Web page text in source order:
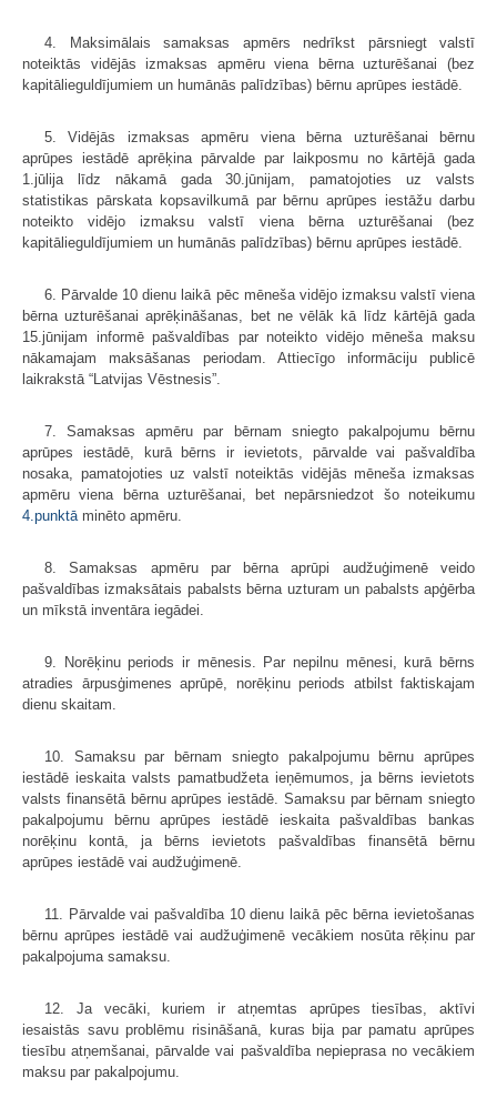
4. Maksimālais samaksas apmērs nedrīkst pārsniegt valstī
noteiktās vidējās izmaksas apmēru viena bērna uzturēšanai (bez
kapitālieguldījumiem un humānās palīdzības) bērnu aprūpes iestādē.
5. Vidējās izmaksas apmēru viena bērna uzturēšanai bērnu
aprūpes iestādē aprēķina pārvalde par laikposmu no kārtējā gada
1.jūlija līdz nākamā gada 30.jūnijam, pamatojoties uz valsts
statistikas pārskata kopsavilkumā par bērnu aprūpes iestāžu darbu
noteikto vidējo izmaksu valstī viena bērna uzturēšanai (bez
kapitālieguldījumiem un humānās palīdzības) bērnu aprūpes iestādē.
6. Pārvalde 10 dienu laikā pēc mēneša vidējo izmaksu valstī viena
bērna uzturēšanai aprēķināšanas, bet ne vēlāk kā līdz kārtējā gada
15.jūnijam informē pašvaldības par noteikto vidējo mēneša maksu
nākamajam maksāšanas periodam. Attiecīgo informāciju publicē
laikrakstā “Latvijas Vēstnesis”.
7. Samaksas apmēru par bērnam sniegto pakalpojumu bērnu
aprūpes iestādē, kurā bērns ir ievietots, pārvalde vai pašvaldība
nosaka, pamatojoties uz valstī noteiktās vidējās mēneša izmaksas
apmēru viena bērna uzturēšanai, bet nepārsniedzot šo noteikumu
4.punktā minēto apmēru.
8. Samaksas apmēru par bērna aprūpi audžuģimenē veido
pašvaldības izmaksātais pabalsts bērna uzturam un pabalsts apģērba
un mīkstā inventāra iegādei.
9. Norēķinu periods ir mēnesis. Par nepilnu mēnesi, kurā bērns
atradies ārpusģimenes aprūpē, norēķinu periods atbilst faktiskajam
dienu skaitam.
10. Samaksu par bērnam sniegto pakalpojumu bērnu aprūpes
iestādē ieskaita valsts pamatbudžeta ieņēmumos, ja bērns ievietots
valsts finansētā bērnu aprūpes iestādē. Samaksu par bērnam sniegto
pakalpojumu bērnu aprūpes iestādē ieskaita pašvaldības bankas
norēķinu kontā, ja bērns ievietots pašvaldības finansētā bērnu
aprūpes iestādē vai audžuģimenē.
11. Pārvalde vai pašvaldība 10 dienu laikā pēc bērna ievietošanas
bērnu aprūpes iestādē vai audžuģimenē vecākiem nosūta rēķinu par
pakalpojuma samaksu.
12. Ja vecāki, kuriem ir atņemtas aprūpes tiesības, aktīvi
iesaistās savu problēmu risināšanā, kuras bija par pamatu aprūpes
tiesību atņemšanai, pārvalde vai pašvaldība nepieprasa no vecākiem
maksu par pakalpojumu.